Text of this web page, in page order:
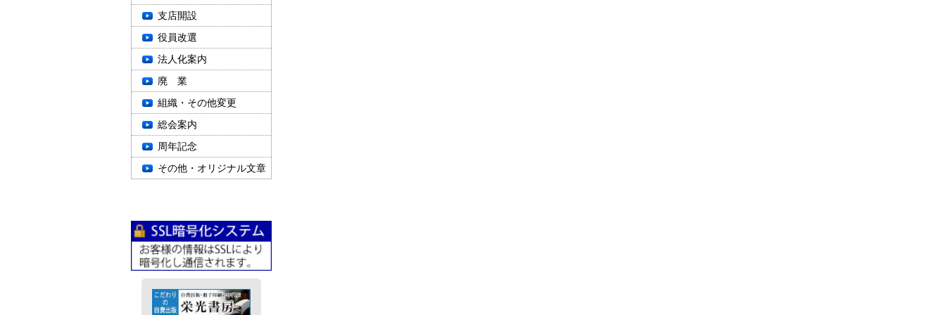
支店開設
役員改選
法人化案内
廃 業
組織・その他変更
総会案内
周年記念
その他・オリジナル文章